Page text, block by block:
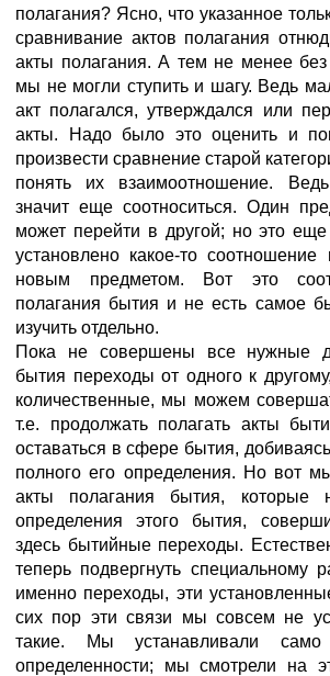
полагания? Ясно, что указанное
сравнивание актов полагания
акты полагания. А тем не менее без
мы не могли ступить и шагу. Ведь
акт полагался, утверждался или
акты. Надо было это оценить и
произвести сравнение старой
понять их взаимоотношение.
значит еще соотноситься. Один
может перейти в другой; но это еще
установлено какое-то
новым предметом. Вот это
полагания бытия и не есть самое
изучить отдельно.
Пока не совершены все нужные
бытия переходы от одного к
количественные, мы можем
т.е. продолжать полагать акты
оставаться в сфере бытия,
полного его определения. Но вот
акты полагания бытия, которые
определения этого бытия,
здесь бытийные переходы.
теперь подвергнуть специальному
именно переходы, эти
сих пор эти связи мы совсем не
такие. Мы устанавливали
определенности; мы смотрели на